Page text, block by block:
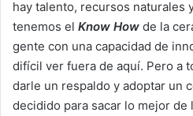
hay talento, recursos naturales
tenemos el Know How de la
gente con una capacidad de
difícil ver fuera de aquí. Pero a
darle un respaldo y adoptar un
decidido para sacar lo mejor de